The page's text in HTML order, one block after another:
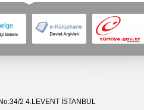
2 4.LEVENT İSTANBUL